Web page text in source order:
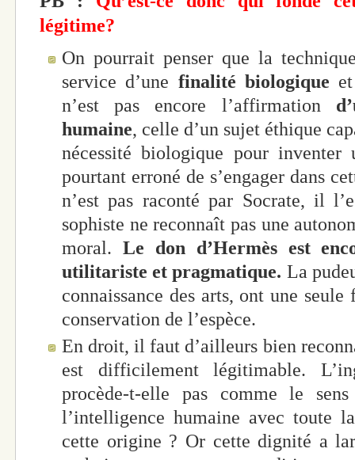
légitime?
On pourrait penser que la
service d’une finalité biologique
n’est pas encore l’affirmation
humaine, celle d’un sujet éthique
nécessité biologique pour
pourtant erroné de s’engager dans
n’est pas raconté par Socrate, il
sophiste ne reconnaît pas une
moral. Le don d’Hermès est
utilitariste et pragmatique. La
connaissance des arts, ont une
conservation de l’espèce.
En droit, il faut d’ailleurs bien
est difficilement légitimable.
procède-t-elle pas comme le
l’intelligence humaine avec toute
cette origine ? Or cette dignité a